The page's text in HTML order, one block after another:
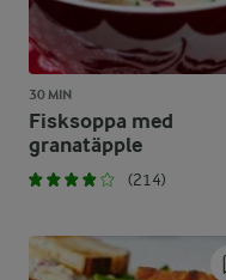
30 MIN
Fisksoppa med
granatäpple
(214)